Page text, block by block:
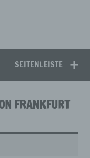
SEITENLEISTE
FRANKFURT